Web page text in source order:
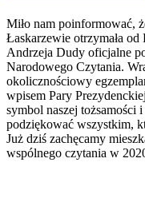
Miło nam poinformować,
Łaskarzewie otrzymała
Andrzeja Dudy oficjalne
Narodowego Czytania.
okolicznościowy
wpisem Pary
symbol naszej tożsamości
podziękować wszystkim,
Już dziś zachęcamy
wspólnego czytania w